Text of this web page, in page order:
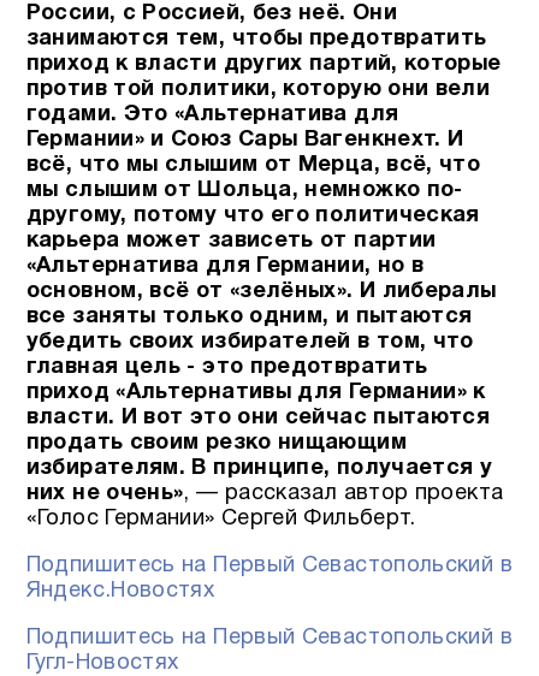
России, с Россией, без неё. Они
занимаются тем, чтобы предотвратить
приход к власти других партий, которые
против той политики, которую они вели
годами. Это «Альтернатива для
Германии» и Союз Сары Вагенкнехт. И
всё, что мы слышим от Мерца, всё, что
мы слышим от Шольца, немножко по-
другому, потому что его политическая
карьера может зависеть от партии
«Альтернатива для Германии, но в
основном, всё от «зелёных». И либералы
все заняты только одним, и пытаются
убедить своих избирателей в том, что
главная цель - это предотвратить
приход «Альтернативы для Германии» к
власти. И вот это они сейчас пытаются
продать своим резко нищающим
избирателям. В принципе, получается у
них не очень», — рассказал автор проекта
«Голос Германии» Сергей Фильберт.
Подпишитесь на Первый Севастопольский в
Яндекс.Новостях
Подпишитесь на Первый Севастопольский в
Гугл-Новостях